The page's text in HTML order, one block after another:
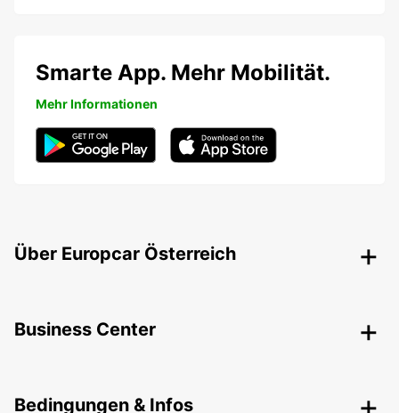
Smarte App. Mehr Mobilität.
Mehr Informationen
Über Europcar Österreich
Business Center
Bedingungen & Infos